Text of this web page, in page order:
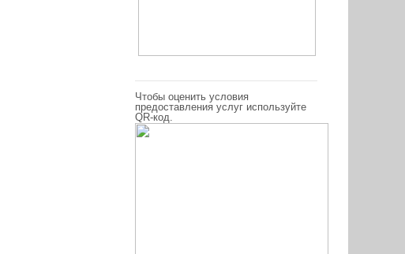
Чтобы оценить условия
предоставления услуг используйте
QR-код.